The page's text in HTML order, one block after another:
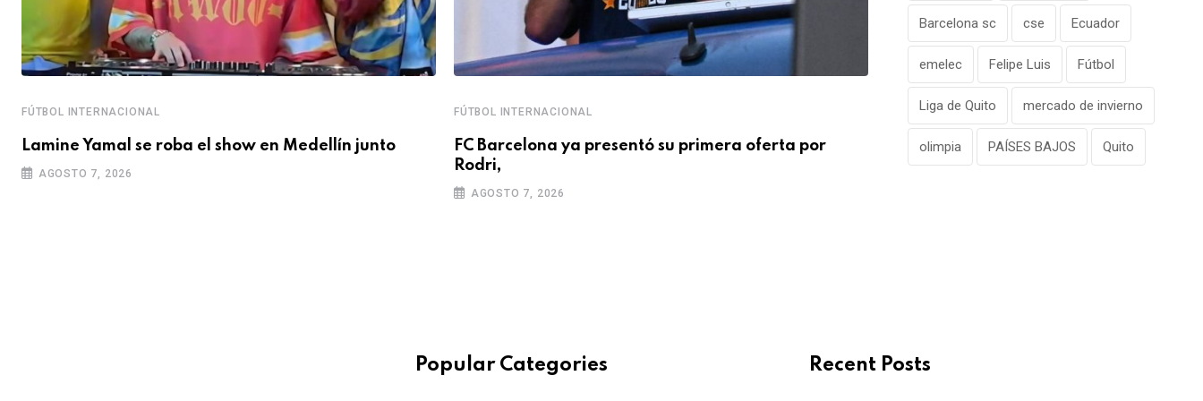
FÚTBOL INTERNACIONAL
Lamine Yamal se roba el show en Medellín junto
AGOSTO 7, 2026
FÚTBOL INTERNACIONAL
FC Barcelona ya presentó su primera oferta por
Rodri,
AGOSTO 7, 2026
Barcelona sc cse Ecuador
emelec Felipe Luis Fútbol
Liga de Quito mercado de invierno
olimpia PAÍSES BAJOS Quito
Popular Categories Recent Posts